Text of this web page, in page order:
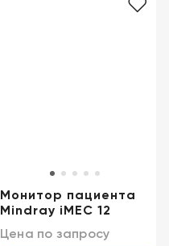
Монитор пациента
Mindray iMEC 12
Цена по запросу